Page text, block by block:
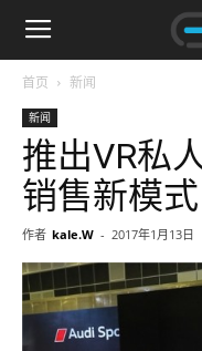
首页 新闻
新闻
推出VR私
销售新模式
作者 kale.W - 2017年1月13日